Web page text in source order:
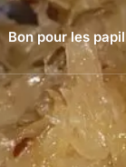
Bon pour les